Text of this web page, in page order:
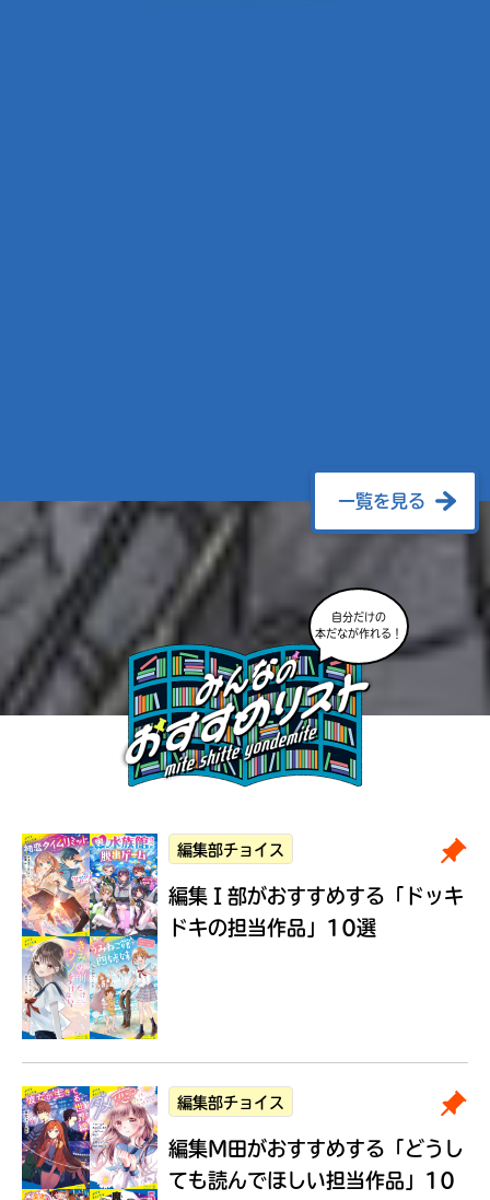
一覧を見る
自分だけの
本だなが作れる！
編集部チョイス
編集Ｉ部がおすすめする 「ドッキ
ドキの担当作品」10選
編集部チョイス
編集M田がおすすめする 「どうし
ても読んでほしい担当作品」10